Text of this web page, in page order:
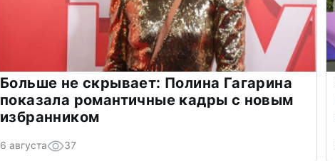
Больше не скрывает: Полина Гагарина
показала романтичные кадры с новым
избранником
6 августа 37